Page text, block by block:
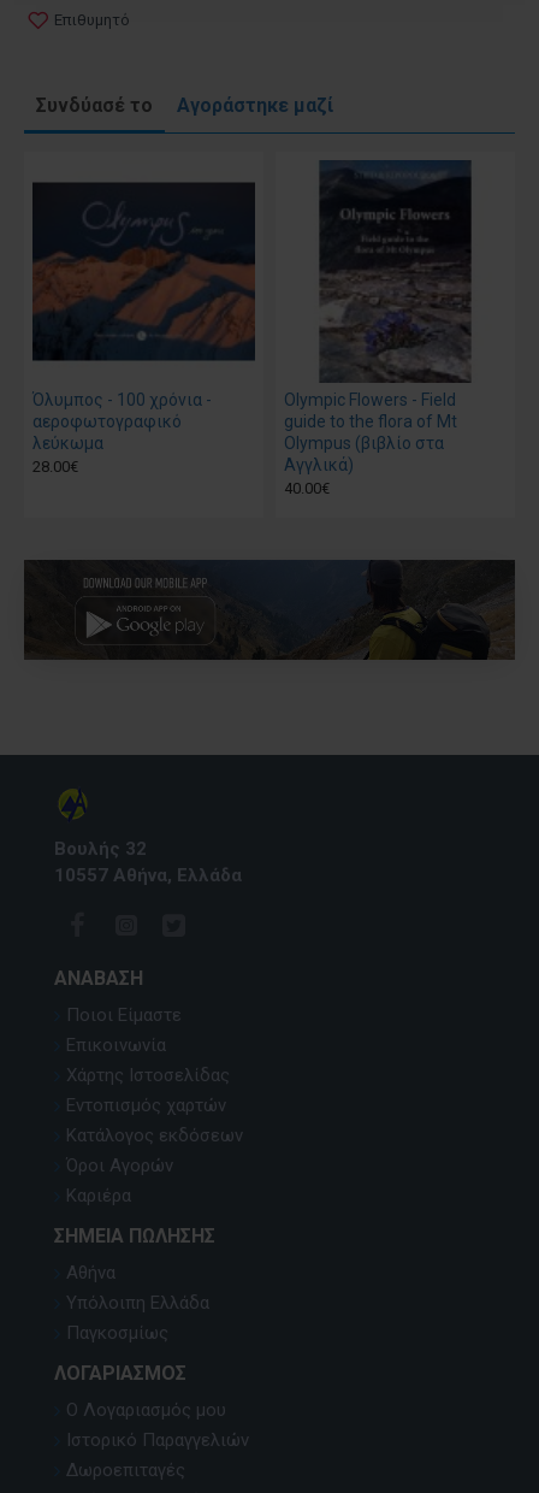
Επιθυμητό
Συνδύασέ το Αγοράστηκε μαζί
Όλυμπος - 100 χρόνια -
αεροφωτογραφικό
λεύκωμα
28.00€
Olympic Flowers - Field
guide to the flora of Mt
Olympus (βιβλίο στα
Αγγλικά)
40.00€
Βουλής 32
10557 Αθήνα, Ελλάδα
ΑΝΆΒΑΣΗ
Ποιοι Είμαστε
Επικοινωνία
Χάρτης Ιστοσελίδας
Εντοπισμός χαρτών
Κατάλογος εκδόσεων
Όροι Αγορών
Καριέρα
ΣΗΜΕΊΑ ΠΏΛΗΣΗΣ
Αθήνα
Υπόλοιπη Ελλάδα
Παγκοσμίως
ΛΟΓΑΡΙΑΣΜΌΣ
Ο Λογαριασμός μου
Ιστορικό Παραγγελιών
Δωροεπιταγές